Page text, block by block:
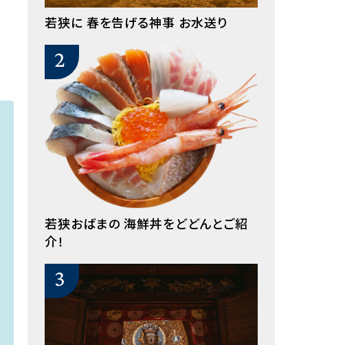
若狭に 春を告げる神事 お水送り
若狭おばまの 海鮮丼をどどんとご紹
介！